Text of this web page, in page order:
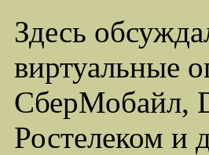
Здесь
виртуальные
СберМобайл,
Ростелеком и